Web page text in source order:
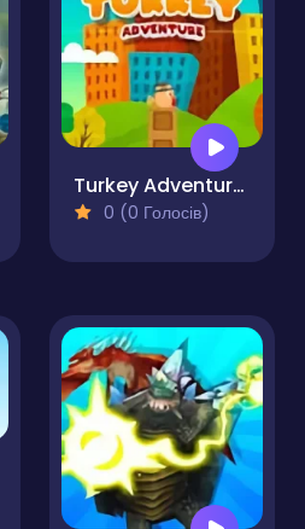
Turkey Adventure Runner
0 (0 Голосів)